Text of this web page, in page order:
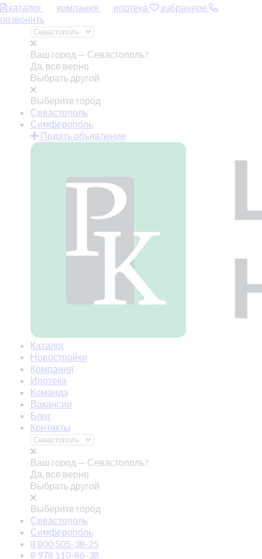
каталог компания ипотека
избранное
позвонить
Ваш город — Севастополь?
Да, все верно
Выбрать другой
Выберите город
Севастополь
Симферополь
Подать объявление
Каталог
Новостройки
Компания
Ипотека
Команда
Вакансии
Блог
Контакты
Ваш город — Севастополь?
Да, все верно
Выбрать другой
Выберите город
Севастополь
Симферополь
8 800 505-38-25
8 978 110-86-38